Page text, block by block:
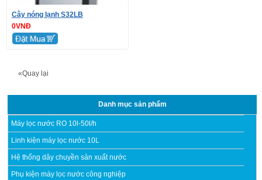
Danh mục sản phẩm
Máy lọc nước RO 10l-50l/h
Linh kiện máy lọc nước 10L
Hệ thống dây chuyền sản xuất nước
Phụ kiện máy lọc nước công nghiệp
Cây nóng lạnh S32LB
0VNĐ
«Quay lại